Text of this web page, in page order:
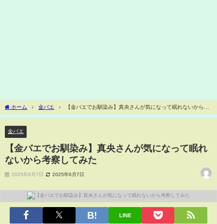
ホーム 金バエ
【金バエでお馴染み】真央さんが気になって眠れないから考
察してみた
金バエ
【金バエでお馴染み】真央さんが気になって眠れ
ないから考察してみた
2025年6月7日 2025年6月7日
LINE